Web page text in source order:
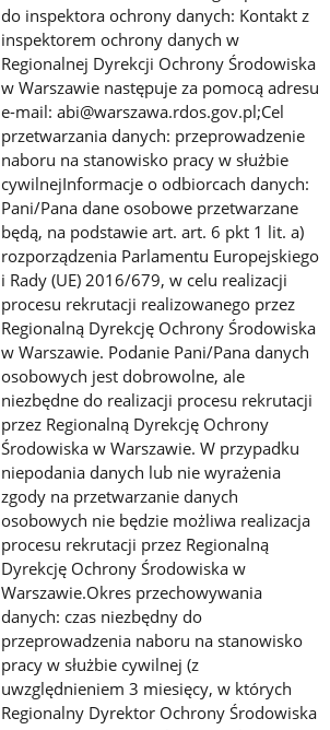
do inspektora ochrony danych: Kontakt z
inspektorem ochrony danych w
Regionalnej Dyrekcji Ochrony Środowiska
w Warszawie następuje za pomocą adresu
e-mail: abi@warszawa.rdos.gov.pl;Cel
przetwarzania danych: przeprowadzenie
naboru na stanowisko pracy w służbie
cywilnejInformacje o odbiorcach danych:
Pani/Pana dane osobowe przetwarzane
będą, na podstawie art. art. 6 pkt 1 lit. a)
rozporządzenia Parlamentu Europejskiego
i Rady (UE) 2016/679, w celu realizacji
procesu rekrutacji realizowanego przez
Regionalną Dyrekcję Ochrony Środowiska
w Warszawie. Podanie Pani/Pana danych
osobowych jest dobrowolne, ale
niezbędne do realizacji procesu rekrutacji
przez Regionalną Dyrekcję Ochrony
Środowiska w Warszawie. W przypadku
niepodania danych lub nie wyrażenia
zgody na przetwarzanie danych
osobowych nie będzie możliwa realizacja
procesu rekrutacji przez Regionalną
Dyrekcję Ochrony Środowiska w
Warszawie.Okres przechowywania
danych: czas niezbędny do
przeprowadzenia naboru na stanowisko
pracy w służbie cywilnej (z
uwzględnieniem 3 miesięcy, w których
Regionalny Dyrektor Ochrony Środowiska